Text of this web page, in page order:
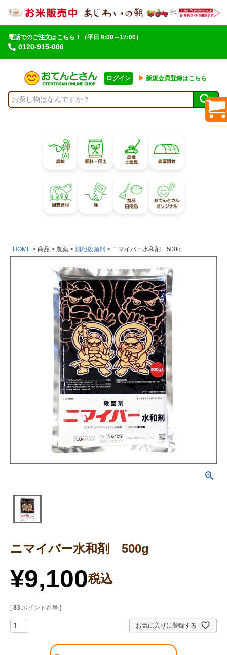
電話でのご注文はこちら！
0120-915-006
（平日 9:00～17:00）
ログイン ▶︎ 新規会員登録はこちら
HOME 商品 農薬 畑地殺菌剤 ニマイバー水和剤 500g
ニマイバー水和剤 500g
¥9,100税込
[ 83 ポイント進呈 ]
お気に入りに登録する